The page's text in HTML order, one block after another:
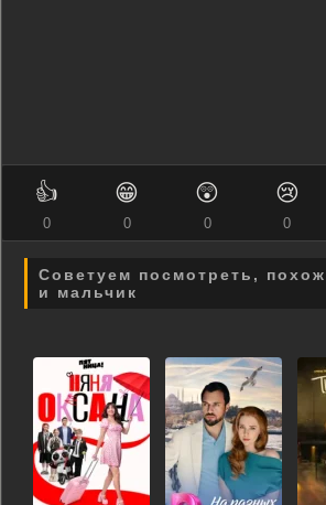
👍
0
😁
0
😲
0
😢
0
Советуем посмотреть,
и мальчик